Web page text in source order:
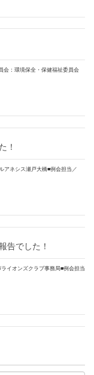
会：環境保全・保健福祉委員会
！
アネシス瀬戸大橋■例会担当／
告でした！
イオンズクラブ事務局■例会担当